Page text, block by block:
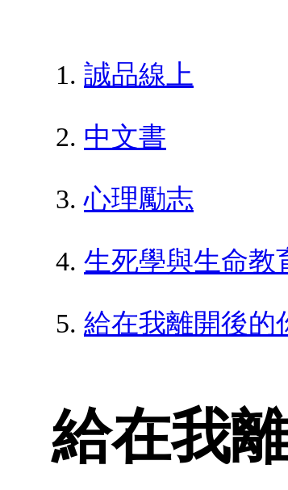
誠品線上
中文書
心理勵志
生死學與生命教
給在我離開後的
給在我